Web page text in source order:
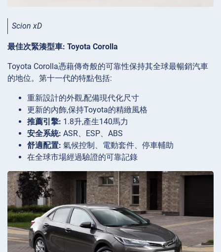
Scion xD
最佳次緊湊型車: Toyota Corolla
Toyota Corolla憑藉傳奇般的可靠性保持其全球最暢銷汽車
的地位。第十一代的特點包括:
重新設計的外觀,配備現代化尺寸
更新的內飾,保持Toyota的精緻風格
推薦引擎: 1.8升,產生140馬力
安全系統: ASR、ESP、ABS
舒適配置: 氣候控制、電動套件、停車輔助
在全球市場經過驗證的可靠記錄